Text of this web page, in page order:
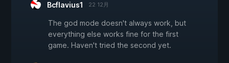
Bcflavius1 22 12月
The god mode doesn't always work, but
everything else works fine for the first
game. Haven't tried the second yet.